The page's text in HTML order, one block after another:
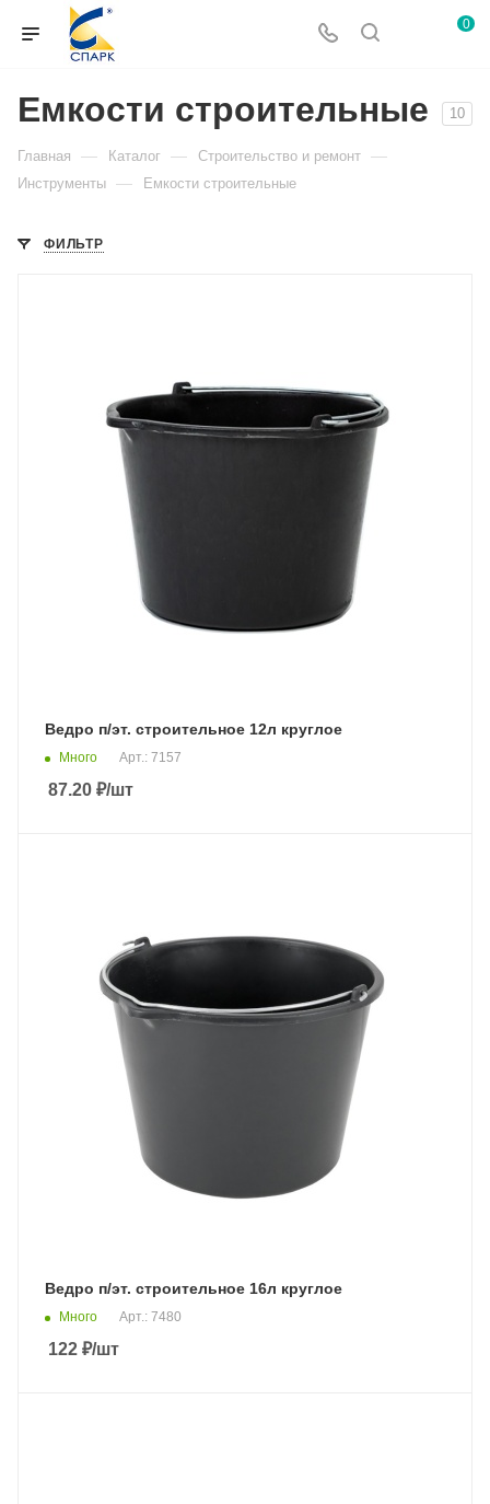
0
Емкости строительные 10
Главная — Каталог — Строительство и ремонт —
Инструменты — Емкости строительные
ФИЛЬТР
Ведро п/эт. строительное 12л круглое
Много Арт.: 7157
87.20 ₽/шт
Ведро п/эт. строительное 16л круглое
Много Арт.: 7480
122 ₽/шт